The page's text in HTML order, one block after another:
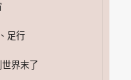
足行
界末了